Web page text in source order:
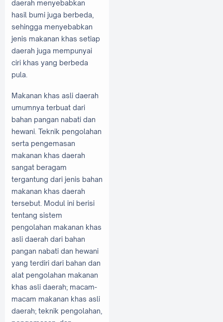
daerah menyebabkan
hasil bumi juga berbeda,
sehingga menyebabkan
jenis makanan khas setiap
daerah juga mempunyai
ciri khas yang berbeda
pula.
Makanan khas asli daerah
umumnya terbuat dari
bahan pangan nabati dan
hewani. Teknik pengolahan
serta pengemasan
makanan khas daerah
sangat beragam
tergantung dari jenis bahan
makanan khas daerah
tersebut. Modul ini berisi
tentang sistem
pengolahan makanan khas
asli daerah dari bahan
pangan nabati dan hewani
yang terdiri dari bahan dan
alat pengolahan makanan
khas asli daerah; macam-
macam makanan khas asli
daerah; teknik pengolahan,